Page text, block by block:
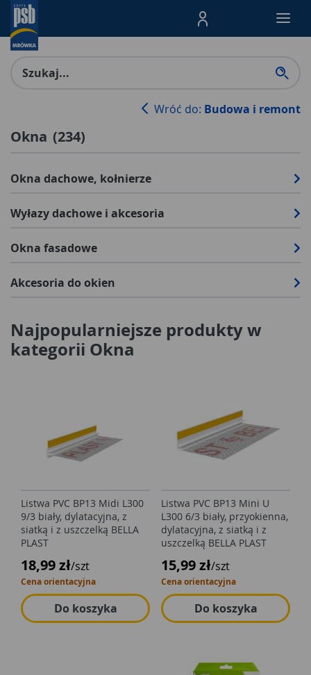
Menu Produktów,
Wróć do: Budowa i remont
Okna (234)
Okna dachowe, kołnierze
Wyłazy dachowe i akcesoria
Okna fasadowe
Akcesoria do okien
Najpopularniejsze produkty w
kategorii Okna
Listwa PVC BP13 Midi L300
9/3 biały, dylatacyjna, z
siatką i z uszczelką BELLA
PLAST
18,99 zł/szt
Cena orientacyjna
Do koszyka
Listwa PVC BP13 Mini U
L300 6/3 biały, przyokienna,
dylatacyjna, z siatką i z
uszczelką BELLA PLAST
15,99 zł/szt
Cena orientacyjna
Do koszyka